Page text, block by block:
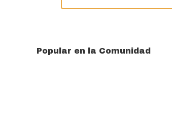
Popular en la Comunidad